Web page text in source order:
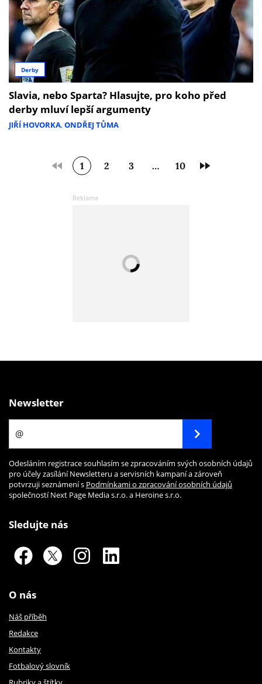
Derby
Slavia, nebo Sparta? Hlasujte, pro koho před
derby mluví lepší argumenty
JIŘÍ HOVORKA,ONDŘEJ TŮMA
1 2 3 … 10
Newsletter
Odesláním registrace souhlasím se zpracováním svých osobních údajů
pro účely zasílání Newsletteru a servisních kampaní a zároveň
potvrzuji seznámení s Podmínkami o zpracování osobních údajů
společností Next Page Media s.r.o. a Heroine s.r.o.
Sledujte nás
O nás
Náš příběh
Redakce
Kontakty
Fotbalový slovník